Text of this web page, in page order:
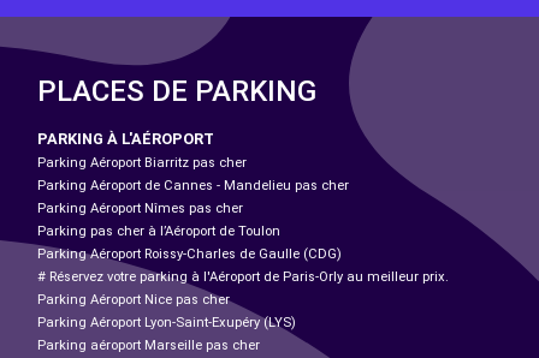
PLACES DE PARKING
PARKING À L'AÉROPORT
Parking Aéroport Biarritz pas cher
Parking Aéroport de Cannes - Mandelieu pas cher
Parking Aéroport Nîmes pas cher
Parking pas cher à l’Aéroport de Toulon
Parking Aéroport Roissy-Charles de Gaulle (CDG)
# Réservez votre parking à l'Aéroport de Paris-Orly au meilleur prix.
Parking Aéroport Nice pas cher
Parking Aéroport Lyon-Saint-Exupéry (LYS)
Parking aéroport Marseille pas cher